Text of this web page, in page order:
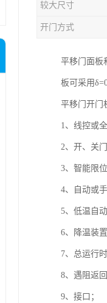
较大尺寸
开门方式
平移门面板
板可采用
平移门开门
1、线控或
2、开、关
3、智能限
4、自动或
5、低温自
6、降温装
7、总运行
8、遇阻返
9、接口；